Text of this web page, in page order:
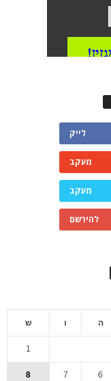
לייק
מעקב
מעקב
להירשם
ה ו ש
1
6
7
8